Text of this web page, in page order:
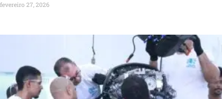
fevereiro 27, 2026